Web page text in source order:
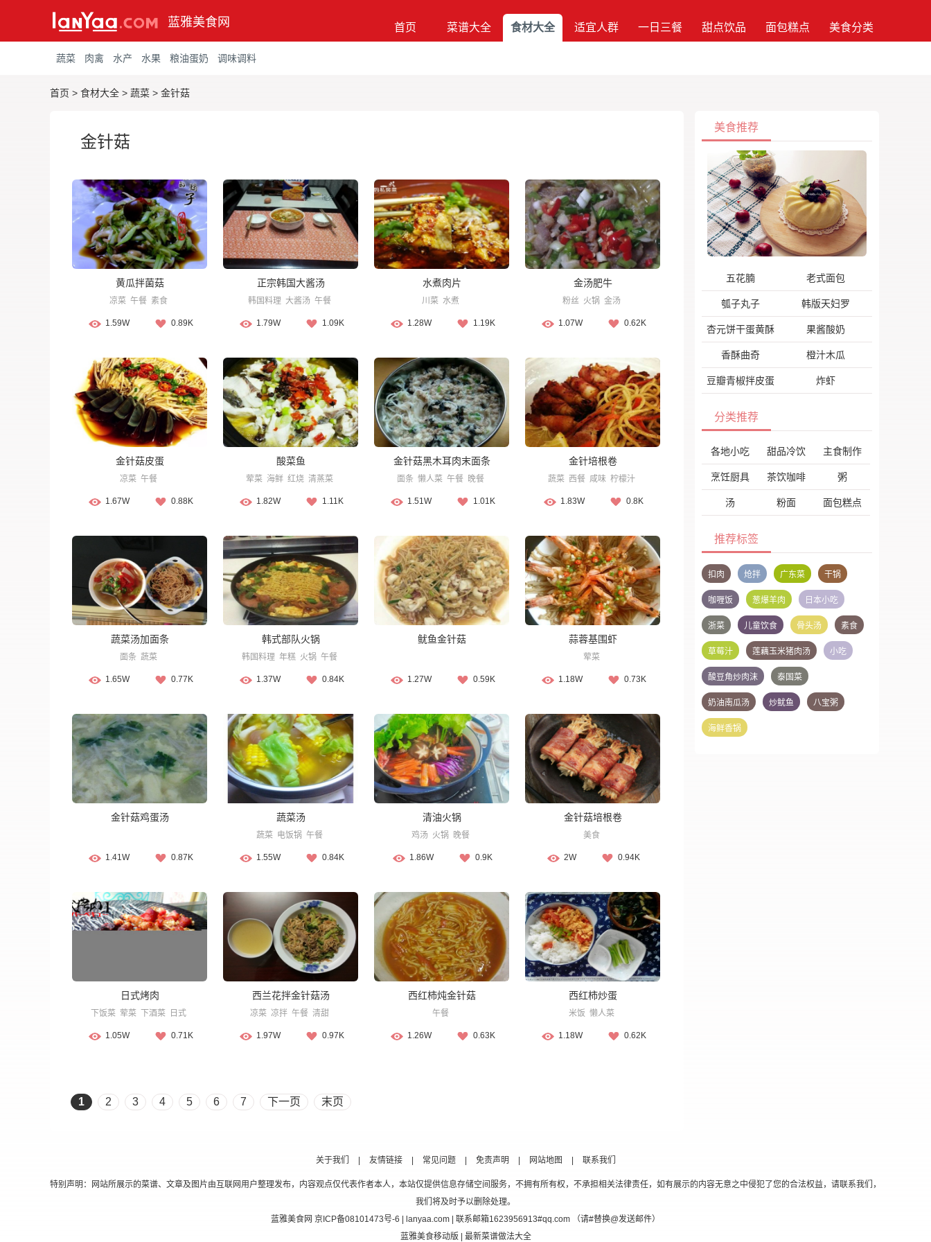
蓝雅美食网 首页 菜谱大全 食材大全 适宜人群 一日三餐 甜点饮品 面包糕点 美食分类
蔬菜 肉禽 水产 水果 粮油蛋奶 调味调料
首页 > 食材大全 > 蔬菜 > 金针菇
金针菇
黄瓜拌菌菇
凉菜 午餐 素食
1.59W 0.89K
正宗韩国大酱汤
韩国料理 大酱汤 午餐
1.79W 1.09K
水煮肉片
川菜 水煮
1.28W 1.19K
金汤肥牛
粉丝 火锅 金汤
1.07W 0.62K
金针菇皮蛋
凉菜 午餐
1.67W 0.88K
酸菜鱼
荤菜 海鲜 红烧 清蒸菜
1.82W 1.11K
金针菇黑木耳肉末面条
面条 懒人菜 午餐 晚餐
1.51W 1.01K
金针培根卷
蔬菜 西餐 咸味 柠檬汁
1.83W 0.8K
蔬菜汤加面条
面条 蔬菜
1.65W 0.77K
韩式部队火锅
韩国料理 年糕 火锅 午餐
1.37W 0.84K
鱿鱼金针菇
1.27W 0.59K
蒜蓉基围虾
荤菜
1.18W 0.73K
金针菇鸡蛋汤
1.41W 0.87K
蔬菜汤
蔬菜 电饭锅 午餐
1.55W 0.84K
清油火锅
鸡汤 火锅 晚餐
1.86W 0.9K
金针菇培根卷
美食
2W 0.94K
日式烤肉
下饭菜 荤菜 下酒菜 日式
1.05W 0.71K
西兰花拌金针菇汤
凉菜 凉拌 午餐 清甜
1.97W 0.97K
西红柿炖金针菇
午餐
1.26W 0.63K
西红柿炒蛋
米饭 懒人菜
1.18W 0.62K
1 2 3 4 5 6 7 下一页 末页
美食推荐
五花腩 老式面包
瓠子丸子 韩版天妇罗
杏元饼干蛋黄酥 果酱酸奶
香酥曲奇 橙汁木瓜
豆瓣青椒拌皮蛋 炸虾
分类推荐
各地小吃 甜品冷饮 主食制作
烹饪厨具 茶饮咖啡 粥
汤 粉面 面包糕点
推荐标签
扣肉 炝拌 广东菜 干锅
咖喱饭 葱爆羊肉 日本小吃
浙菜 儿童饮食 骨头汤 素食
草莓汁 莲藕玉米猪肉汤 小吃
酸豆角炒肉沫 泰国菜
奶油南瓜汤 炒鱿鱼 八宝粥
海鲜香锅
关于我们 友情链接 常见问题 免责声明 网站地图 联系我们
特别声明：网站所展示的菜谱、文章及图片由互联网用户整理发布，内容观点仅代表作者本人，本站仅提供信息存储空间服务，不拥有所有权，不承担相关法律责任，如有展示的内容无意之中侵犯了您的合法权益，请联系我们，
我们将及时予以删除处理。
蓝雅美食网 京ICP备08101473号-6 | lanyaa.com | 联系邮箱1623956913#qq.com （请#替换@发送邮件）
蓝雅美食移动版 | 最新菜谱做法大全